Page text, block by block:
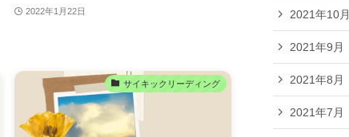
2022年1月22日
サイキックリーディング
2021年10月
2021年9月
2021年8月
2021年7月